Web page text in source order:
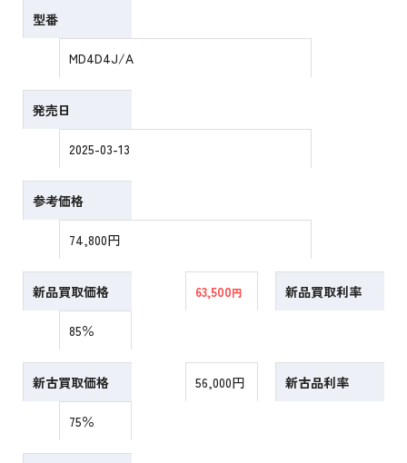
型番
MD4D4J/A
発売日
2025-03-13
参考価格
74,800円
新品買取価格 63,500円 新品買取利率
85％
新古買取価格 56,000円 新古品利率
75％